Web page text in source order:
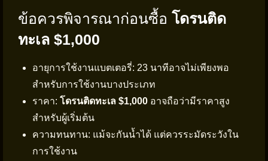
ข้อควรพิจารณาก่อนซื้อ โดรนติด
ทะเล $1,000
อายุการใช้งานแบตเตอรี่: 23 นาทีอาจไม่เพียงพอ
สำหรับการใช้งานบางประเภท
ราคา: โดรนติดทะเล $1,000 อาจถือว่ามีราคาสูง
สำหรับผู้เริ่มต้น
ความทนทาน: แม้จะกันน้ำได้ แต่ควรระมัดระวังใน
การใช้งาน